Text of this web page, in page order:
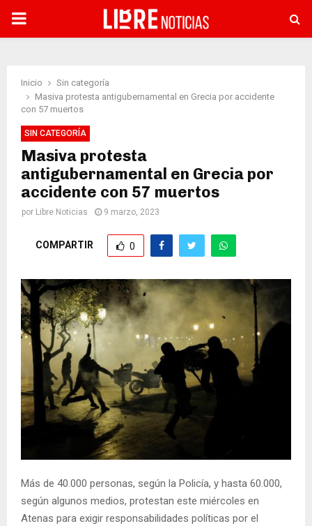
PRIMARY
Inicio
Sin categoría
Masiva protesta antigubernamental en Grecia por accidente
con 57 muertos
SIN CATEGORÍA
Masiva protesta
antigubernamental en Grecia por
accidente con 57 muertos
por Libre Noticias 9 marzo, 2023
COMPARTIR 0
Más de 40.000 personas, según la Policía, y hasta 60.000,
según algunos medios, protestan este miércoles en
Atenas para exigir responsabilidades políticas por el